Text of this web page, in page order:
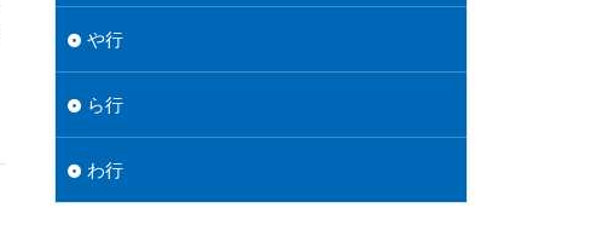
や行
ら行
わ行